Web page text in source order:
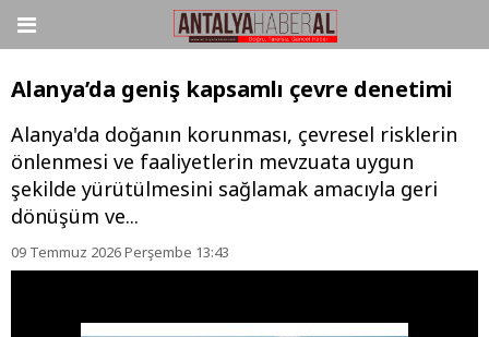
Alanya’da geniş kapsamlı çevre denetimi
Alanya'da doğanın korunması, çevresel risklerin
önlenmesi ve faaliyetlerin mevzuata uygun
şekilde yürütülmesini sağlamak amacıyla geri
dönüşüm ve...
09 Temmuz 2026 Perşembe 13:43